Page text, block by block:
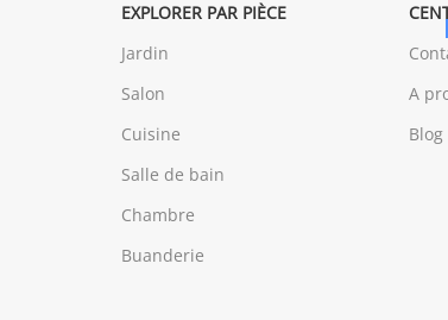
EXPLORER PAR PIÈCE
Jardin
Salon
Cuisine
Salle de bain
Chambre
Buanderie
A